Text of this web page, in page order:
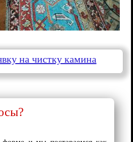
на чистку камина